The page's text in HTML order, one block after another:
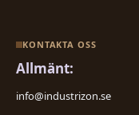
KONTAKTA OSS
Allmänt:
info@industrizon.se